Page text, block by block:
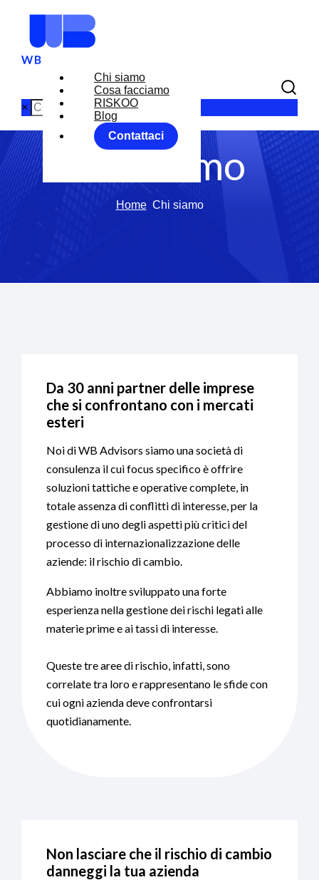
Chi siamo
Cosa facciamo
RISKOO
Blog
Contattaci
×
Chi siamo
Home Chi siamo
Da 30 anni partner delle imprese
che si confrontano con i mercati
esteri
Noi di WB Advisors siamo una società di
consulenza il cui focus specifico è offrire
soluzioni tattiche e operative complete, in
totale assenza di conflitti di interesse, per la
gestione di uno degli aspetti più critici del
processo di internazionalizzazione delle
aziende: il rischio di cambio.
Abbiamo inoltre sviluppato una forte
esperienza nella gestione dei rischi legati alle
materie prime e ai tassi di interesse.
Queste tre aree di rischio, infatti, sono
correlate tra loro e rappresentano le sfide con
cui ogni azienda deve confrontarsi
quotidianamente.
Non lasciare che il rischio di cambio
danneggi la tua azienda